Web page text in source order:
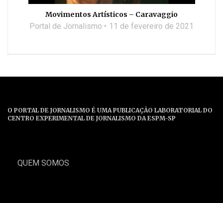
Movimentos Artísticos – Caravaggio
Portal de Jornalismo 11 de fevereiro de 2021
O PORTAL DE JORNALISMO É UMA PUBLICAÇÃO LABORATORIAL DO
CENTRO EXPERIMENTAL DE JORNALISMO DA ESPM-SP
QUEM SOMOS